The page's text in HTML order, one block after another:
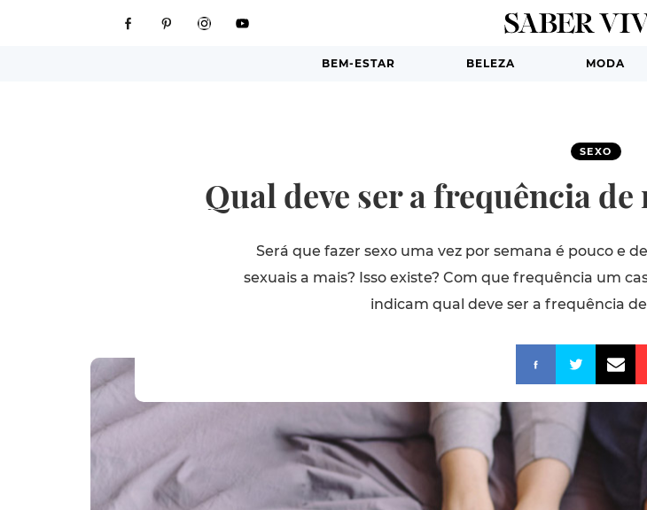
BEM-ESTAR BELEZA MODA
SEXO
Qual deve ser a frequência
Será que fazer sexo uma vez por semana é pouco e
sexuais a mais? Isso existe? Com que frequência um
indicam qual deve ser a frequência